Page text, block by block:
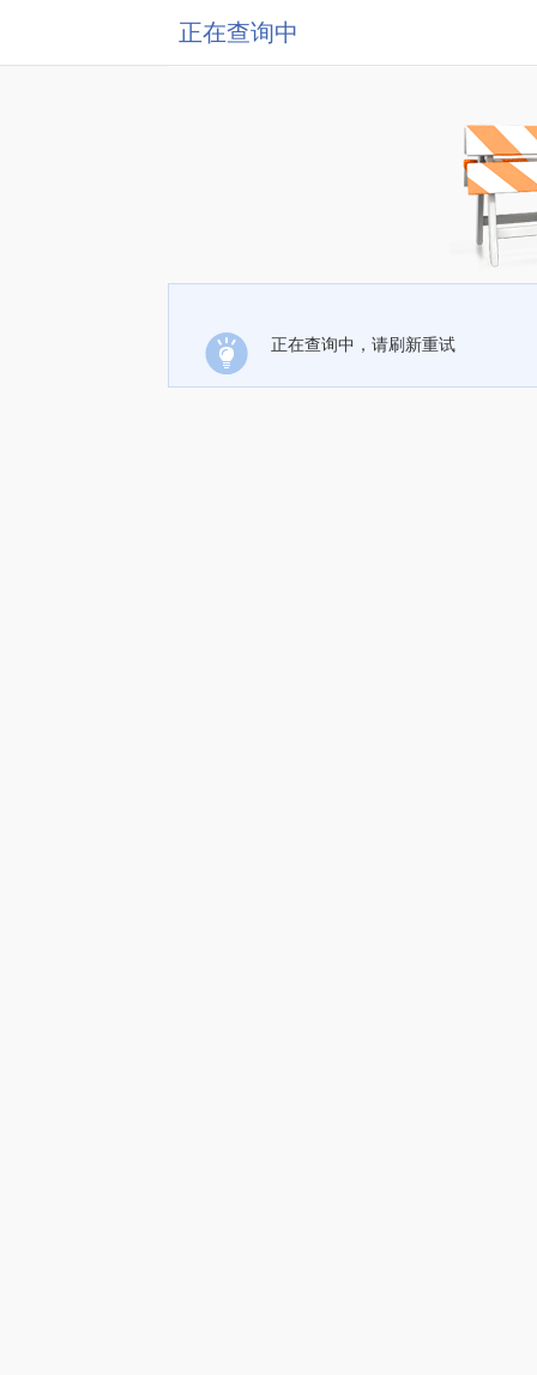
正在查询中
正在查询中，请刷新重试